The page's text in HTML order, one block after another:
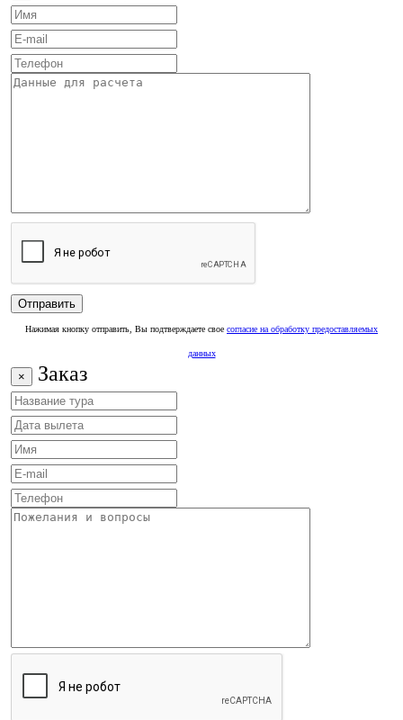
Нажимая кнопку отправить, Вы подтверждаете свое согласие на обработку предоставляемых
данных
× Заказ